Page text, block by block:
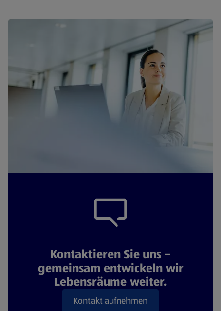
Kontaktieren Sie uns –
gemeinsam entwickeln wir
Lebensräume weiter.
Kontakt aufnehmen